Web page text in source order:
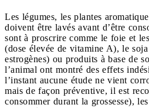
Les légumes, les plantes
doivent être lavés avant d’être
sont à proscrire comme le foie et
(dose élevée de vitamine A), le
estrogènes) ou produits à base de
l’animal ont montré des effets
l’instant aucune étude ne vient
mais de façon préventive, il est
consommer durant la grossesse),